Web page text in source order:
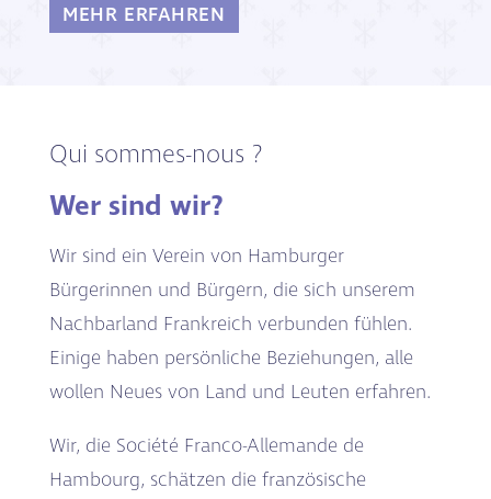
MEHR ERFAHREN
Qui sommes-nous ?
Wer sind wir?
Wir sind ein Verein von Hamburger
Bürgerinnen und Bürgern, die sich unserem
Nachbarland Frankreich verbunden fühlen.
Einige haben persönliche Beziehungen, alle
wollen Neues von Land und Leuten erfahren.
Wir, die Société Franco-Allemande de
Hambourg, schätzen die französische